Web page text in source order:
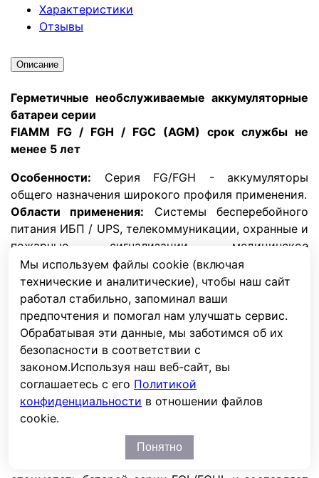
Мы используем файлы cookie (включая
технические и аналитические), чтобы наш сайт
работал стабильно, запоминал ваши
предпочтения и помогал нам улучшать сервис.
Обрабатывая эти данные, мы заботимся об их
безопасности в соответствии с
законом.Используя наш веб-сайт, вы
соглашаетесь с его Политикой
конфиденциальности в отношении файлов
cookie.
Понятно
Характеристики
Отзывы
Описание
Герметичные необслуживаемые аккумуляторные
батареи серии
FIAMM FG / FGH / FGC (AGM) срок службы не
менее 5 лет
Особенности: Серия FG/FGH - аккумуляторы
общего назначения широкого профиля применения.
Области применения: Системы бесперебойного
питания ИБП / UPS, телекоммуникации, охранные и
пожарные сигнализации, медицинское
оборудование, электрокаляски,
электроинструмент, приборы, игрушки и т.д.
Сертификаты:Декларация соответствия ГОСТ,
Санитарно-эпидемилогическое заключение, CCC,
Заключение ВНИИПО
Комплектация:
Аккумуляторы поставляются в комплекте с
крепежными элементами (болты, гайки, гровера)
кроме АБ ниже 18Ач.
ВАЖНО!
изготавливаются по индивидуальному заказу.
Стоимость соединителей не включена в